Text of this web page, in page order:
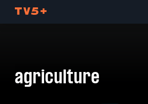
agriculture